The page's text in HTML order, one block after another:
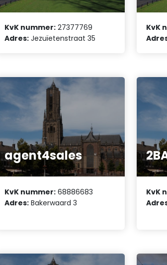
KvK nummer: 27377769
Adres: Jezuïetenstraat 35
KvK
agent4sales
KvK nummer: 68886683
Adres: Bakerwaard 3
KvK